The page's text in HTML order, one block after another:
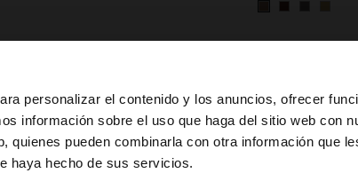
personalizar el contenido y los anuncios, ofrecer
información sobre el uso que haga del sitio web con
quienes pueden combinarla con otra información que
haya hecho de sus servicios.
¿Quieres ir a la web de United States?